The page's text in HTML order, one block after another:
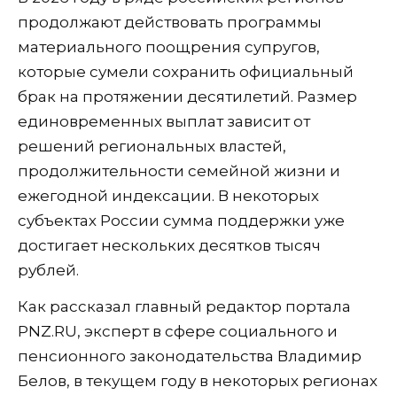
продолжают действовать программы
материального поощрения супругов,
которые сумели сохранить официальный
брак на протяжении десятилетий. Размер
единовременных выплат зависит от
решений региональных властей,
продолжительности семейной жизни и
ежегодной индексации. В некоторых
субъектах России сумма поддержки уже
достигает нескольких десятков тысяч
рублей.
Как рассказал главный редактор портала
PNZ.RU, эксперт в сфере социального и
пенсионного законодательства Владимир
Белов, в текущем году в некоторых регионах